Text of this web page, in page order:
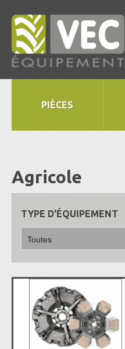
PIÈCES
Agricole
TYPE D'ÉQUIPEMENT